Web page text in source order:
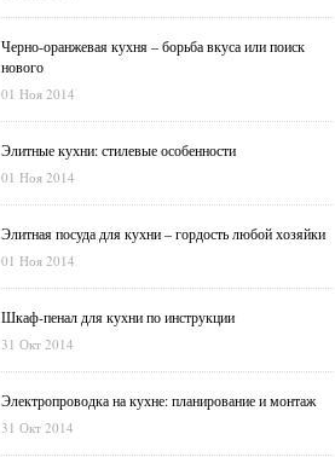
Черно-оранжевая кухня – борьба вкуса или поиск
нового
01 Ноя 2014
Элитные кухни: стилевые особенности
01 Ноя 2014
Элитная посуда для кухни – гордость любой хозяйки
01 Ноя 2014
Шкаф-пенал для кухни по инструкции
31 Окт 2014
Электропроводка на кухне: планирование и монтаж
31 Окт 2014